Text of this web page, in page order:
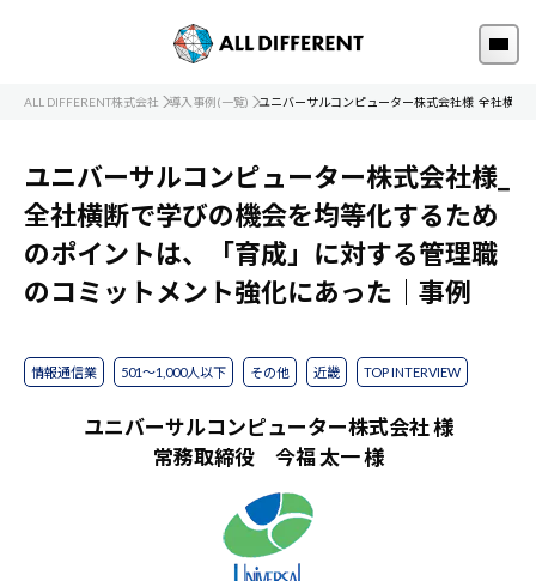
ALL DIFFERENT株式会社 導入事例(一覧) ユニバーサルコンピューター株式会社様_全社横
ユニバーサルコンピューター株式会社様_
全社横断で学びの機会を均等化するため
のポイントは、「育成」に対する管理職
のコミットメント強化にあった｜事例
情報通信業 501～1,000人以下 その他 近畿 TOP INTERVIEW
ユニバーサルコンピューター株式会社 様
常務取締役 今福 太一 様